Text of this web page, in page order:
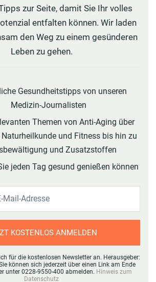
zur Seite, damit Sie Ihr volles
entfalten können. Wir laden
den Weg zu einem gesünderen
Leben zu gehen.
Gesundheitstipps von unseren
Medizin-Journalisten
Themen von Anti-Aging über
Naturheilkunde und Fitness bis hin zu
und Zusatzstoffen
jeden Tag gesund genießen können
KOSTENLOS ANMELDEN
für die kostenlosen Newsletter an. Herausgeber:
können sich jederzeit über einen Link am Ende
unter 0228-9550-400 abmelden. Hinweis zum
Datenschutz